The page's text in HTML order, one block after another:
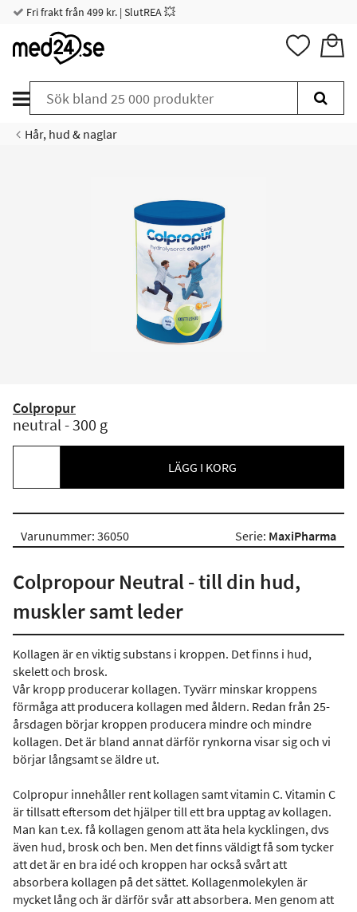
Fri frakt från 499 kr. | SlutREA 💥
Hår, hud & naglar
Colpropur
neutral - 300 g
LÄGG I KORG
Varunummer: 36050 Serie: MaxiPharma
Colpropour Neutral - till din hud,
muskler samt leder
Kollagen är en viktig substans i kroppen. Det finns i hud,
skelett och brosk.
Vår kropp producerar kollagen. Tyvärr minskar kroppens
förmåga att producera kollagen med åldern. Redan från 25-
årsdagen börjar kroppen producera mindre och mindre
kollagen. Det är bland annat därför rynkorna visar sig och vi
börjar långsamt se äldre ut.
Colpropur innehåller rent kollagen samt vitamin C. Vitamin C
är tillsatt eftersom det hjälper till ett bra upptag av kollagen.
Man kan t.ex. få kollagen genom att äta hela kycklingen, dvs
även hud, brosk och ben. Men det finns väldigt få som tycker
att det är en bra idé och kroppen har också svårt att
absorbera kollagen på det sättet. Kollagenmolekylen är
mycket lång och är därför svår att absorbera. Men genom att